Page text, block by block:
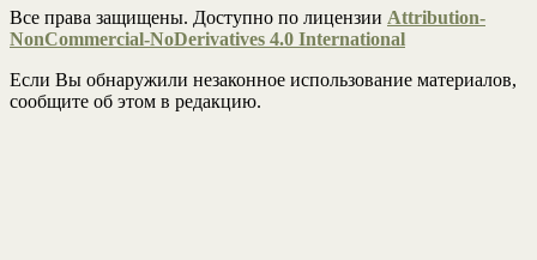
Все права защищены. Доступно по лицензии Attribution-
NonCommercial-NoDerivatives 4.0 International
Если Вы обнаружили незаконное использование материалов,
сообщите об этом в редакцию.